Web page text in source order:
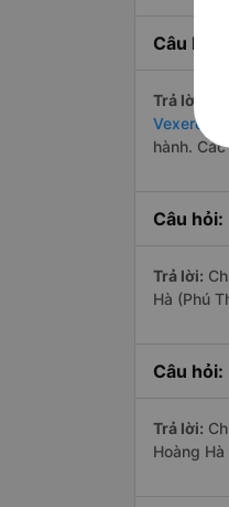
Câu hỏi:
Trả lời:
hành.
Câu hỏi:
Trả lời:
Hà (Phú
Câu hỏi:
Trả lời:
Hoàng Hà